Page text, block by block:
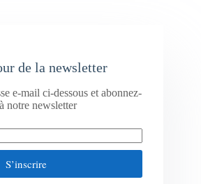
de la newsletter
e-mail ci-dessous et abonnez-
notre newsletter
S’inscrire